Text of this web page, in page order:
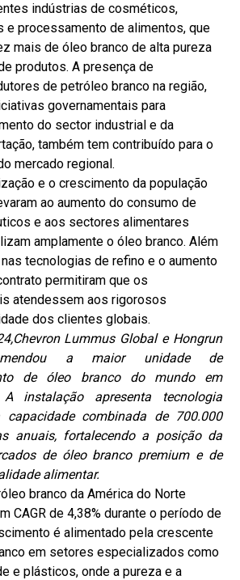
indústrias de cosméticos,
e processamento de alimentos, que
mais de óleo branco de alta pureza
produtos. A presença de
de petróleo branco na região,
governamentais para
do sector industrial e da
também tem contribuído para o
mercado regional.
e o crescimento da população
ao aumento do consumo de
e aos sectores alimentares
amplamente o óleo branco. Além
tecnologias de refino e o aumento
permitiram que os
atendessem aos rigorosos
dos clientes globais.
Chevron Lummus Global e Hongrun
a maior unidade de
de óleo branco do mundo em
A instalação apresenta tecnologia
combinada de 700.000
anuais, fortalecendo a posição da
de óleo branco premium e de
alimentar.
branco da América do Norte
CAGR de 4,38% durante o período de
é alimentado pela crescente
em setores especializados como
e plásticos, onde a pureza e a